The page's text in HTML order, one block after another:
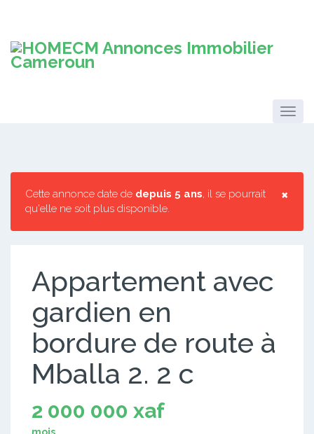
×
Cette annonce date de depuis 5 ans, il se pourrait
qu'elle ne soit plus disponible.
Appartement avec
gardien en
bordure de route à
Mballa 2. 2 c
2 000 000 xaf